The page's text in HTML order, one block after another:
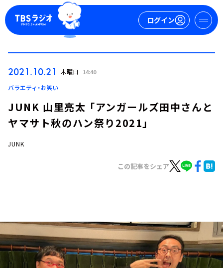
ログイン
ログイン
お知らせ
イベント・グッズ
YouTube
会社情報
2021.10.21 木曜日 14:40
バラエティ・お笑い
JUNK 山里亮太 「アンガールズ田中さんと
ヤマサト秋のハン祭り2021」
JUNK
この記事をシェア